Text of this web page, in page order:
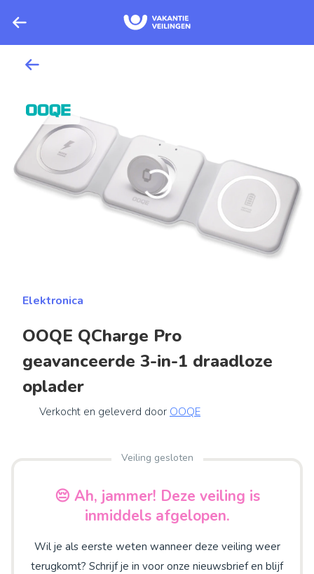
Elektronica
OOQE QCharge Pro
geavanceerde 3-in-1 draadloze
oplader
Verkocht en geleverd door OOQE
Veiling gesloten
😔 Ah, jammer! Deze veiling is
inmiddels afgelopen.
Wil je als eerste weten wanneer deze veiling weer
terugkomt? Schrijf je in voor onze nieuwsbrief en blijf